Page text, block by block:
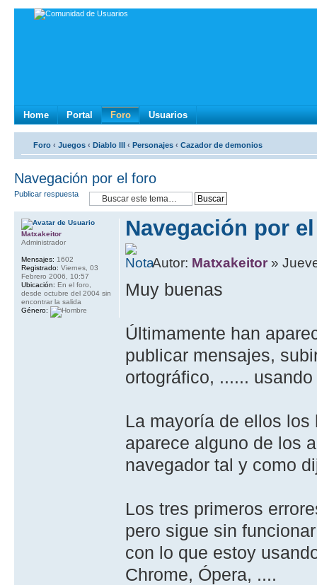
Home Portal Foro Usuarios
Foro ‹ Juegos ‹ Diablo III ‹ Personajes ‹ Cazador de demonios
Navegación por el foro
Publicar respuesta
Navegación por
Autor: Matxakeitor »
Muy buenas
Últimamente han
publicar mensajes,
ortográfico, ......
La mayoría de ellos
aparece alguno de los
navegador tal y como
Los tres primeros
pero sigue sin
con lo que estoy
Chrome, Ópera, ....
Matxakeitor
Administrador
Mensajes: 1602
Registrado: Viernes, 03
Febrero 2006, 10:57
Ubicación: En el foro,
desde octubre del 2004 sin
encontrar la salida
Género: